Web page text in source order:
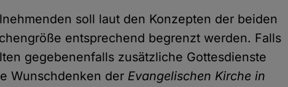
soll laut den Konzepten der beiden
entsprechend begrenzt werden. Falls
gegebenenfalls zusätzliche Gottesdienste
Wunschdenken der Evangelischen Kirche in